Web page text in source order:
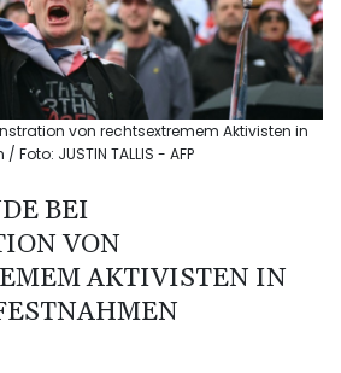
von rechtsextremem Aktivisten in
JUSTIN TALLIS - AFP
BEI
VON
AKTIVISTEN IN